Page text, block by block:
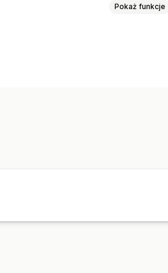
Pokaż funkcje